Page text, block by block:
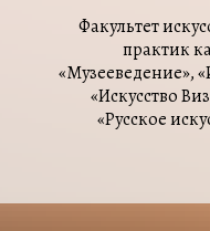
Факультет
практик
«Музееведение»,
«Искусство
«Русское